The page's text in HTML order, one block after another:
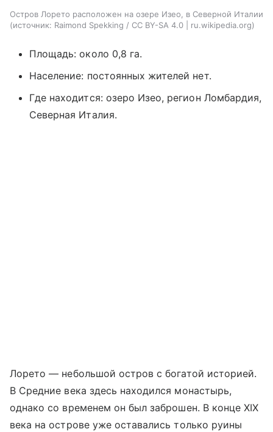
Остров Лорето расположен на озере Изео, в Северной Италии
источник: Raimond Spekking / CC BY-SA 4.0 | ru.wikipedia.org
Площадь: около 0,8 га.
Население: постоянных жителей нет.
Где находится: озеро Изео, регион Ломбардия,
Северная Италия.
Лорето — небольшой остров с богатой историей.
В Средние века здесь находился монастырь,
однако со временем он был заброшен. В конце XIX
века на острове уже оставались только руины